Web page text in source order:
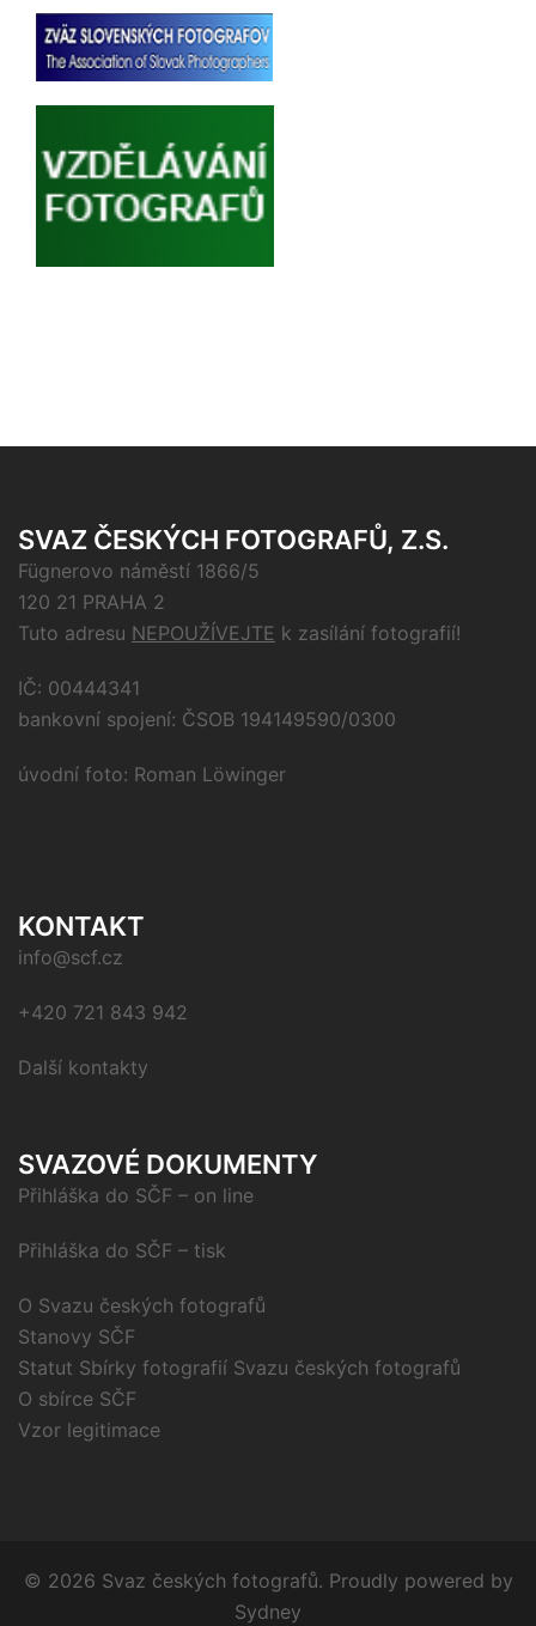
SVAZ ČESKÝCH FOTOGRAFŮ, Z.S.
Fügnerovo náměstí 1866/5
120 21 PRAHA 2
Tuto adresu NEPOUŽÍVEJTE k zasílání fotografií!
IČ: 00444341
bankovní spojení: ČSOB 194149590/0300
úvodní foto: Roman Löwinger
KONTAKT
info@scf.cz
+420 721 843 942
Další kontakty
SVAZOVÉ DOKUMENTY
Přihláška do SČF – on line
Přihláška do SČF – tisk
O Svazu českých fotografů
Stanovy SČF
Statut Sbírky fotografií Svazu českých fotografů
O sbírce SČF
Vzor legitimace
© 2026 Svaz českých fotografů. Proudly powered by
Sydney